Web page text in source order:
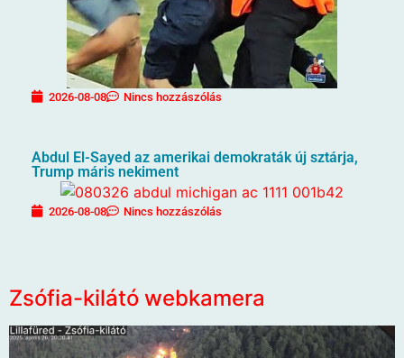
2026-08-08 Nincs hozzászólás
Abdul El-Sayed az amerikai demokraták új sztárja,
Trump máris nekiment
2026-08-08 Nincs hozzászólás
Zsófia-kilátó webkamera